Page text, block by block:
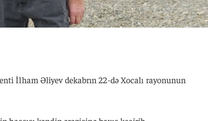
İlham Əliyev dekabrın 22-də Xocalı rayonunun